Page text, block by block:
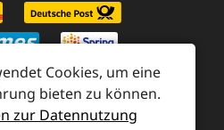
Versand
Cookies, um eine
bieten zu können.
zur Datennutzung